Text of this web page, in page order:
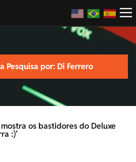
Pesquisa por: Di Ferrero
os bastidores do Deluxe
:)’